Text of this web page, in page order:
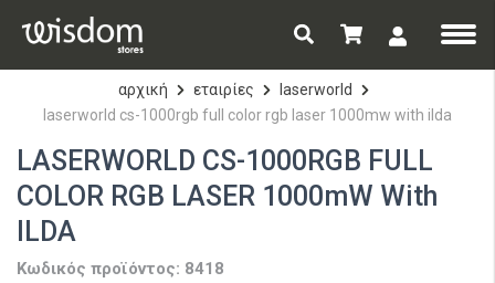
αρχική εταιρίες
laserworld
laserworld cs-1000rgb full color rgb laser 1000mw with ilda
LASERWORLD CS-1000RGB FULL
COLOR RGB LASER 1000mW With
ILDA
Κωδικός προϊόντος: 8418